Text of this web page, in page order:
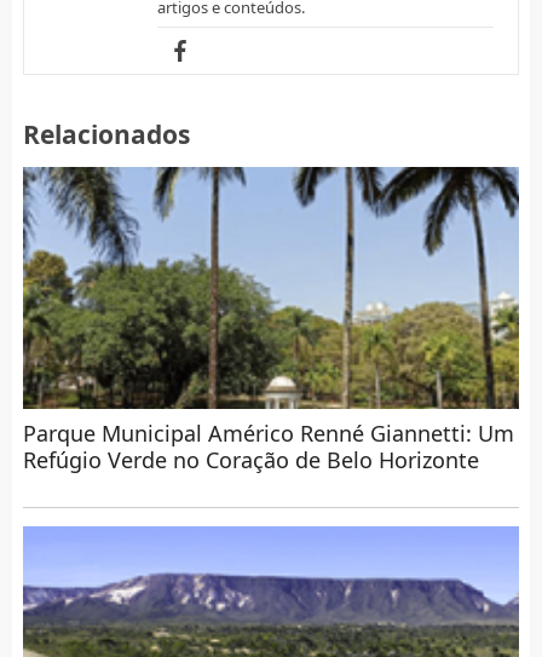
artigos e conteúdos.
Relacionados
Parque Municipal Américo Renné Giannetti: Um
Refúgio Verde no Coração de Belo Horizonte